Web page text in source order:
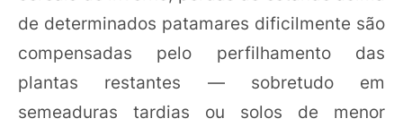
de determinados patamares dificilmente são
compensadas pelo perfilhamento das
plantas restantes — sobretudo em
semeaduras tardias ou solos de menor